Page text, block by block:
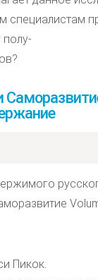
специалистам
полу-
Пикок.